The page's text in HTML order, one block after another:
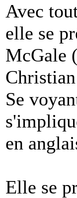
Avec
elle se
McGale
Se
en
Elle se